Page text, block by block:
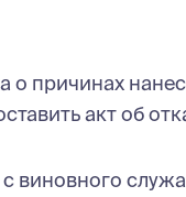
причинах
акт об
виновного